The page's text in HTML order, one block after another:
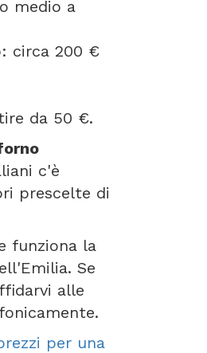
medio a
circa 200 €
da 50 €.
c'è
prescelte di
funziona la
Se
alle
per una